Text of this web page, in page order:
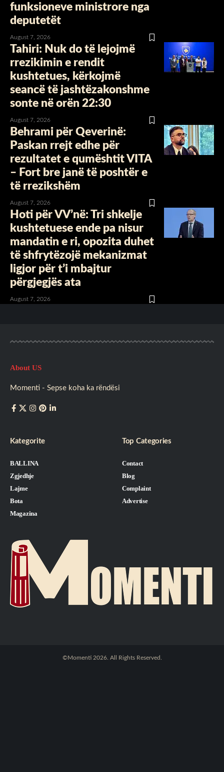
funksioneve ministrore nga
deputetët
August 7, 2026
Tahiri: Nuk do të lejojmë
rrezikimin e rendit
kushtetues, kërkojmë
seancë të jashtëzakonshme
sonte në orën 22:30
August 7, 2026
Behrami për Qeverinë:
Paskan rrejt edhe për
rezultatet e qumështit VITA
– Fort bre janë të poshtër e
të rrezikshëm
August 7, 2026
Hoti për VV’në: Tri shkelje
kushtetuese ende pa nisur
mandatin e ri, opozita duhet
të shfrytëzojë mekanizmat
ligjor për t’i mbajtur
përgjegjës ata
August 7, 2026
About US
Momenti - Sepse koha ka rëndësi
Kategorite
BALLINA
Zgjedhje
Lajme
Bota
Magazina
Top Categories
Contact
Blog
Complaint
Advertise
©Momenti 2026. All Rights Reserved.